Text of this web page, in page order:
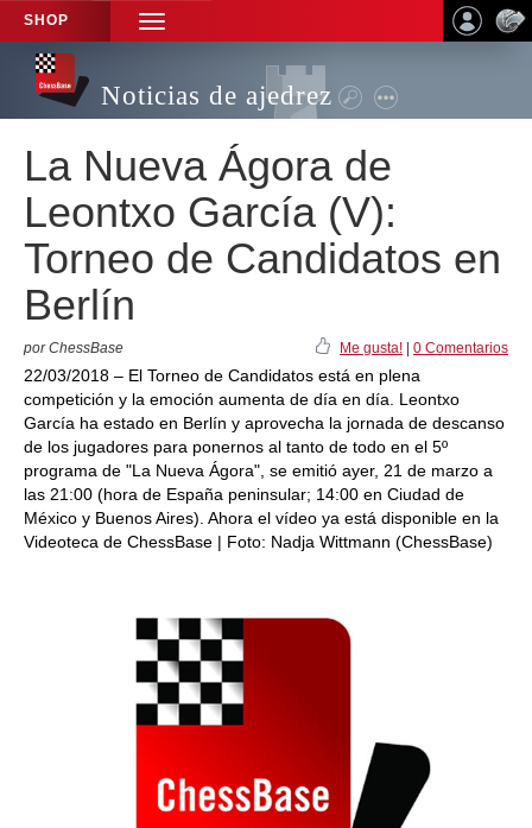
SHOP
TOGGLE
NAVIGATION
Noticias de ajedrez
La Nueva Ágora de
Leontxo García (V):
Torneo de Candidatos en
Berlín
por ChessBase Me gusta! 0 Comentarios
22/03/2018 – El Torneo de Candidatos está en plena
competición y la emoción aumenta de día en día. Leontxo
García ha estado en Berlín y aprovecha la jornada de descanso
de los jugadores para ponernos al tanto de todo en el 5º
programa de "La Nueva Ágora", se emitió ayer, 21 de marzo a
las 21:00 (hora de España peninsular; 14:00 en Ciudad de
México y Buenos Aires). Ahora el vídeo ya está disponible en la
Videoteca de ChessBase | Foto: Nadja Wittmann (ChessBase)